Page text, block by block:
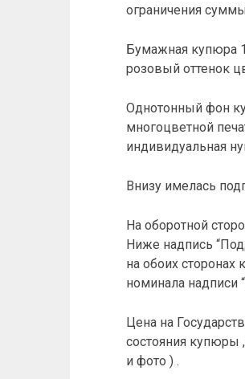
ограничения
Бумажная купюра
розовый оттенок
Однотонный фон
многоцветной
индивидуальная
Внизу имелась
На оборотной
Ниже надпись
на обоих
номинала надписи
Цена на
состояния купюры
и фото ) .